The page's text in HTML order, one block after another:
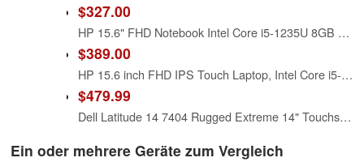
$327.00
HP 15.6" FHD Notebook Intel Core i5-1235U 8GB RAM 512GB SSD Natural Silver
$389.00
HP 15.6 inch FHD IPS Touch Laptop, Intel Core i5-1334U, 8GB DDR4 RAM, 512GB SSD, Windows 11 Home, Intel Iris Xe Graphics, Natural Silver, 15-fd0154wm
$479.99
Dell Latitude 14 7404 Rugged Extreme 14" Touchscreen Notebook - Intel Core i5 i5-4300U 1.90 GHz 462-5917
Ein oder mehrere Geräte zum Vergleich